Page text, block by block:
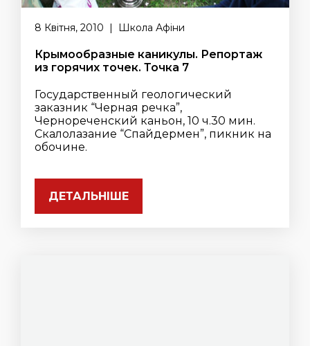
8 Квітня, 2010 | Школа Афіни
Крымообразные каникулы. Репортаж
из горячих точек. Точка 7
Государственный геологический
заказник “Черная речка”,
Чернореченский каньон, 10 ч.30 мин.
Скалолазание “Спайдермен”, пикник на
обочине.
ДЕТАЛЬНІШЕ